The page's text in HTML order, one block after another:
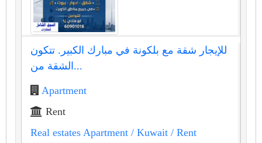
للإيجار شقة مع بلكونة في مبارك الكبير. تتكون
الشقة من...
Apartment
Rent
Real estates Apartment / Kuwait / Rent